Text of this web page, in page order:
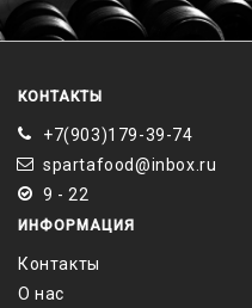
КОНТАКТЫ
+7(903)179-39-74
spartafood@inbox.ru
9 - 22
ИНФОРМАЦИЯ
Контакты
О нас